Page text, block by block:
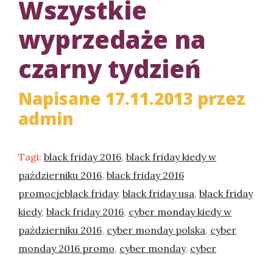
Wszystkie
wyprzedaże na
czarny tydzień
Napisane 17.11.2013 przez
admin
Tagi: black friday 2016, black friday kiedy w
październiku 2016, black friday 2016
promocjeblack friday, black friday usa, black friday
kiedy, black friday 2016, cyber monday kiedy w
październiku 2016, cyber monday polska, cyber
monday 2016 promo, cyber monday, cyber